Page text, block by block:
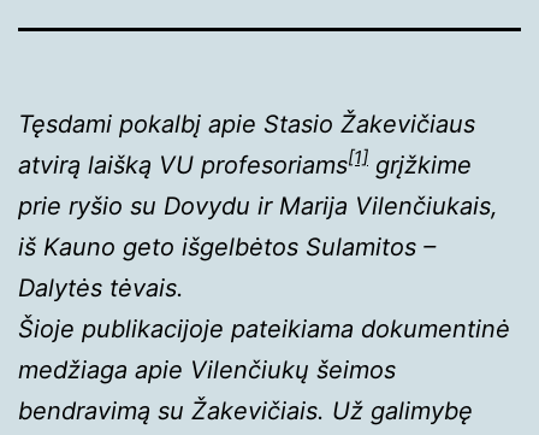
Tęsdami pokalbį apie Stasio Žakevičiaus
atvirą laišką VU profesoriams[1] grįžkime
prie ryšio su Dovydu ir Marija Vilenčiukais,
iš Kauno geto išgelbėtos Sulamitos –
Dalytės tėvais.
Šioje publikacijoje pateikiama dokumentinė
medžiaga apie Vilenčiukų šeimos
bendravimą su Žakevičiais. Už galimybę